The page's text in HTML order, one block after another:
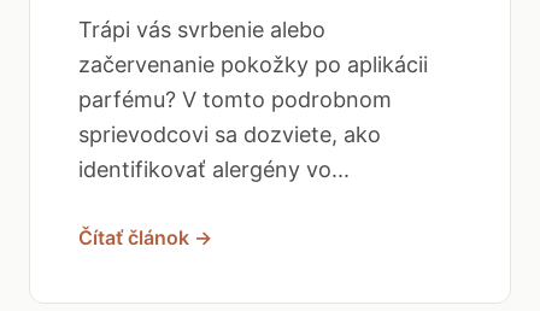
Trápi vás svrbenie alebo
začervenanie pokožky po aplikácii
parfému? V tomto podrobnom
sprievodcovi sa dozviete, ako
identifikovať alergény vo...
Čítať článok →